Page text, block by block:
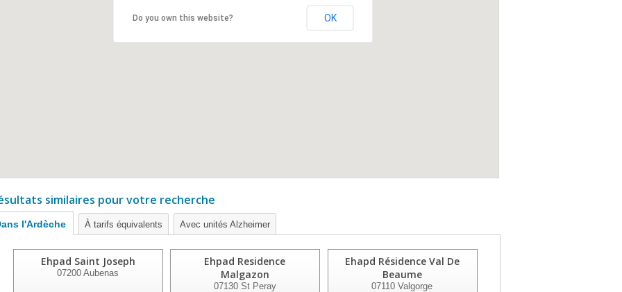
Do you own this website? OK
similaires pour votre recherche
l'Ardèche À tarifs équivalents Avec unités Alzheimer
Ehpad Saint Joseph
07200 Aubenas
Ehpad Residence
Malgazon
07130St Peray
Ehapd Résidence Val De
Beaume
07110 Valgorge